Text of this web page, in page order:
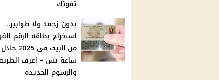
تفوتك
بدون زحمة ولا طوابير..
استخراج بطاقة الرقم
من البيت في 2025 خلال
ساعة بس – اعرف
والرسوم الجديدة